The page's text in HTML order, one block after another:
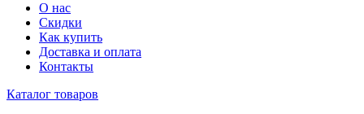
О нас
Скидки
Как купить
Доставка и оплата
Контакты
Каталог товаров